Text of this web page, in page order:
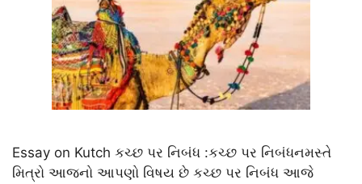
Essay on Kutch કચ્છ પર નિબંધ :કચ્છ પર નિબંધનમસ્તે
મિત્રો આજનો આપણો વિષય છે કચ્છ પર નિબંધ આજે